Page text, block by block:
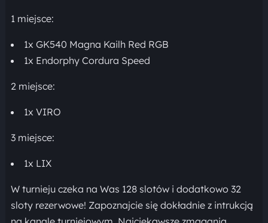
1 miejsce:
1x GK540 Magna Kailh Red RGB
1x Endorphy Cordura Speed
2 miejsce:
1x VIRO
3 miejsce:
1x LIX
W turnieju czeka na Was 128 slotów i dodatkowo 32
sloty rezerwowe! Zapoznajcie się dokładnie z intrukcją